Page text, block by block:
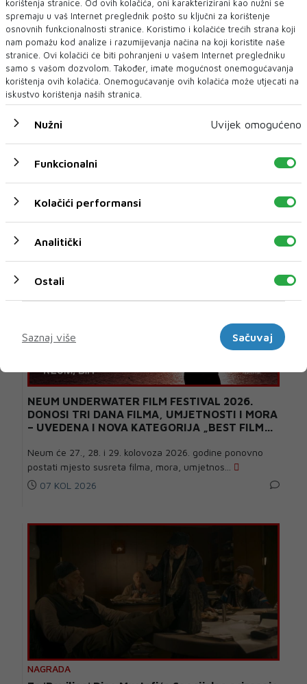
FILM
NEUM UNDERWATER FILM FESTIVAL 2026.
DONOSI TRI DANA FILMA, UMJETNOSTI I MORA
– UVEDENA I NOVA KATEGORIJA „BEST FILM
Neum će 27., 28. i 29. kolovoza 2026. godine ponovno
postati mjesto susreta filma, mora, umjetnos...
07 KOL 2026
NAGRADA
korištenja stranice. Od ovih kolačića, oni karakterizirani kao nužni se
spremaju u vaš Internet preglednik pošto su ključni za korištenje
osnovnih funkcionalnosti stranice. Koristimo i kolačiće trećih strana koji
nam pomažu kod analize i razumijevanja načina na koji koristite naše
stranice. Ovi kolačići će biti pohranjeni u vašem Internet pregledniku
samo s vašom dozvolom. Također, imate mogućnost onemogućavanja
korištenja ovih kolačića. Onemogućavanje ovih kolačića može utjecati na
iskustvo korištenja naših stranica.
Nužni Uvijek omogućeno
Funkcionalni
Kolačići performansi
Analitički
Ostali
Saznaj više
Sačuvaj